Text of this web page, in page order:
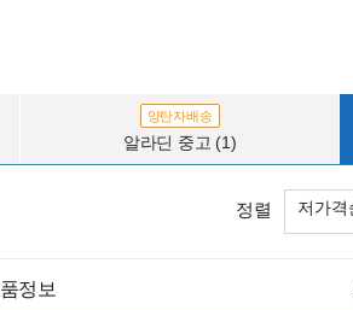
양탄자배송
알라딘 중고 (1)
정렬 저가격
정보